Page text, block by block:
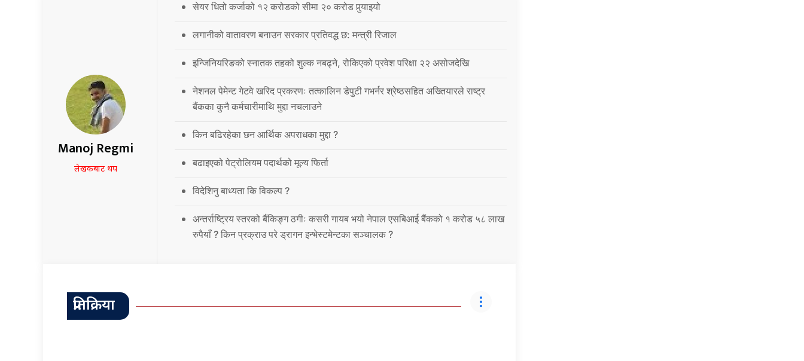
Manoj Regmi
लेखकबाट थप
सेयर धितो कर्जाको १२ करोडको सीमा २० करोड पुर्‍याइयो
लगानीको वातावरण बनाउन सरकार प्रतिवद्ध छ: मन्त्री रिजाल
इन्जिनियरिङको स्नातक तहको शुल्क नबढ्ने, रोकिएको प्रवेश परिक्षा २२ असोजदेखि
नेशनल पेमेन्ट गेटवे खरिद प्रकरणः तत्कालिन डेपुटी गभर्नर श्रेष्ठसहित अख्तियारले राष्ट्र
बैंकका कुनै कर्मचारीमाथि मुद्दा नचलाउने
किन बढिरहेका छन आर्थिक अपराधका मुद्दा ?
बढाइएको पेट्रोलियम पदार्थको मूल्य फिर्ता
विदेशिनु बाध्यता कि विकल्प ?
अन्तर्राष्ट्रिय स्तरको बैंकिङ्ग ठगीः कसरी गायब भयो नेपाल एसबिआई बैंकको १ करोड ५८ लाख
रुपैयाँ ? किन प्रक्राउ परे ड्रागन इन्भेस्टमेन्टका सञ्चालक ?
प्रतिक्रिया